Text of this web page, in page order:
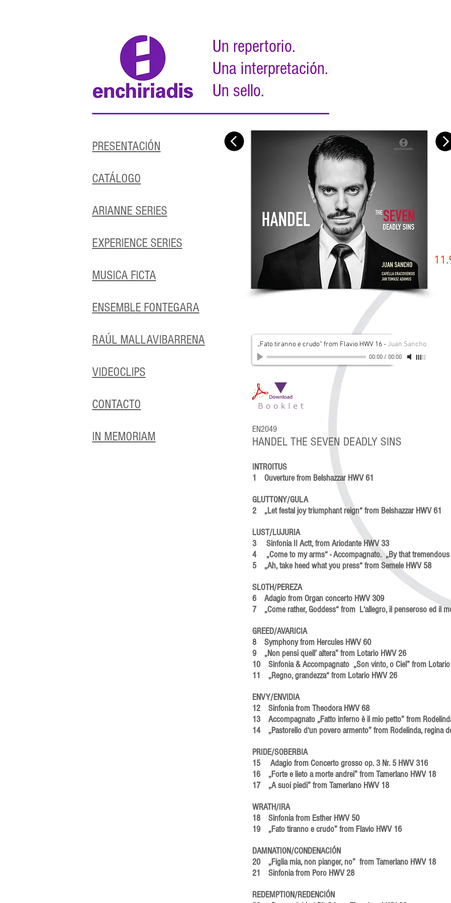
Un repertorio.
Una interpretación.
Un sello.
„Fato tiranno e crudo” from Flavio HWV 16-Juan Sancho
00:00/ 00:00
EN2049
HANDEL THE SEVEN DEADLY SINS
INTROITUS
1 Ouverture from Belshazzar HWV 61
GLUTTONY/GULA
2 „Let festal joy triumphant reign“ from Belshazzar HWV 61
LUST/LUJURIA
3 Sinfonia II Actt, from Ariodante HWV 33
4 „Come to my arms“ - Accompagnato. „By that
5 „Ah, take heed what you press“ from Semele HWV 58
SLOTH/PEREZA
6 Adagio from Organ concerto HWV 309
7 „Come rather, Goddess“ from L‘allegro, il penseroso ed il
GREED/AVARICIA
8 Symphony from Hercules HWV 60
9 „Non pensi quell’ altera” from Lotario HWV 26
10 Sinfonia & Accompagnato „Son vinto, o Ciel” from
11 „Regno, grandezza“ from Lotario HWV 26
ENVY/ENVIDIA
12 Sinfonia from Theodora HWV 68
13 Accompagnato „Fatto inferno è il mio petto” from
14 „Pastorello d‘un povero armento” from Rodelinda, regina
PRIDE/SOBERBIA
15 Adagio from Concerto grosso op. 3 Nr. 5 HWV 316
16 „Forte e lieto a morte andrei” from Tamerlano HWV 18
17 „A suoi piedi” from Tamerlano HWV 18
WRATH/IRA
18 Sinfonia from Esther HWV 50
19 „Fato tiranno e crudo” from Flavio HWV 16
DAMNATION/CONDENACIÓN
20 „Figlia mia, non pianger, no” from Tamerlano HWV 18
21 Sinfonia from Poro HWV 28
REDEMPTION/REDENCIÓN
PRESENTACIÓN
CATÁLOGO
ARIANNE SERIES
EXPERIENCE SERIES
MUSICA FICTA
ENSEMBLE FONTEGARA
RAÚL MALLAVIBARRENA
VIDEOCLIPS
CONTACTO
IN MEMORIAM